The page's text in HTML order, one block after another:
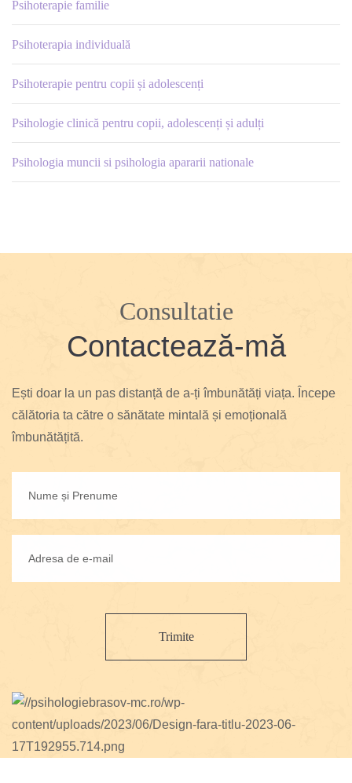
Psihoterapie familie
Psihoterapia individuală
Psihoterapie pentru copii și adolescenți
Psihologie clinică pentru copii, adolescenți și adulți
Psihologia muncii si psihologia apararii nationale
Consultatie
Contactează-mă
Ești doar la un pas distanță de a-ți îmbunătăți viața. Începe
călătoria ta către o sănătate mintală și emoțională
îmbunătățită.
Trimite